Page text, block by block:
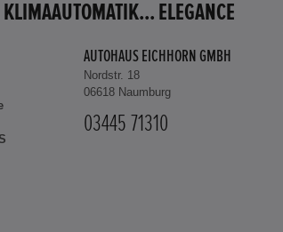
ELEGANCE
AUTOHAUS EICHHORN GMBH
Nordstr. 18
06618 Naumburg
03445 71310